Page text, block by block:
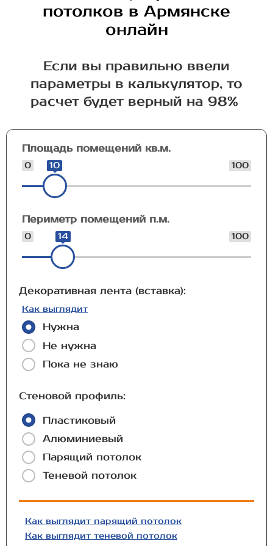
потолков в Армянске
онлайн
Если вы правильно ввели
параметры в калькулятор, то
расчет будет верный на 98%
Площадь помещений кв.м.
0 100
10
Периметр помещений п.м.
0 100
14
Декоративная лента (вставка):
Как выглядит
Нужна
Не нужна
Пока не знаю
Стеновой профиль:
Пластиковый
Алюминиевый
Парящий потолок
Теневой потолок
Как выглядит парящий потолок
Как выглядит теневой потолок